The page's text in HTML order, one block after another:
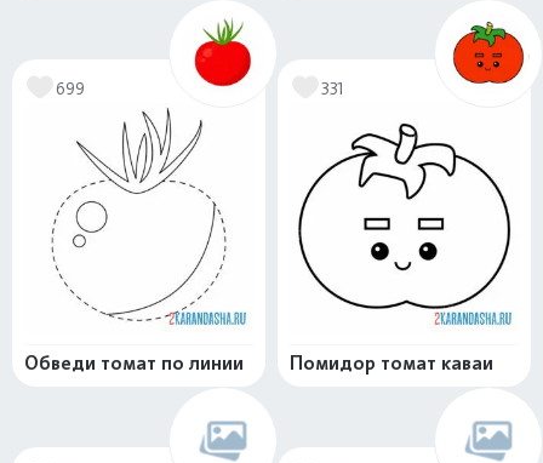
699
Обведи томат по линии
331
Помидор томат каваи